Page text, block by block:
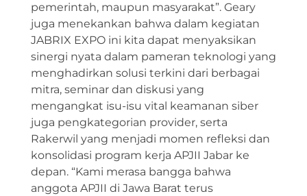
pemerintah, maupun masyarakat”. Geary
juga menekankan bahwa dalam kegiatan
JABRIX EXPO ini kita dapat menyaksikan
sinergi nyata dalam pameran teknologi yang
menghadirkan solusi terkini dari berbagai
mitra, seminar dan diskusi yang
mengangkat isu-isu vital keamanan siber
juga pengkategorian provider, serta
Rakerwil yang menjadi momen refleksi dan
konsolidasi program kerja APJII Jabar ke
depan. “Kami merasa bangga bahwa
anggota APJII di Jawa Barat terus